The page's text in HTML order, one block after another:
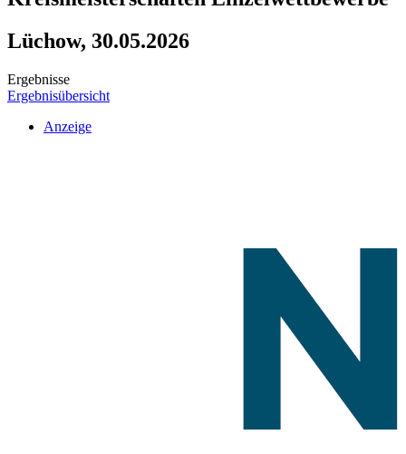
Lüchow, 30.05.2026
Ergebnisse
Ergebnisübersicht
Anzeige